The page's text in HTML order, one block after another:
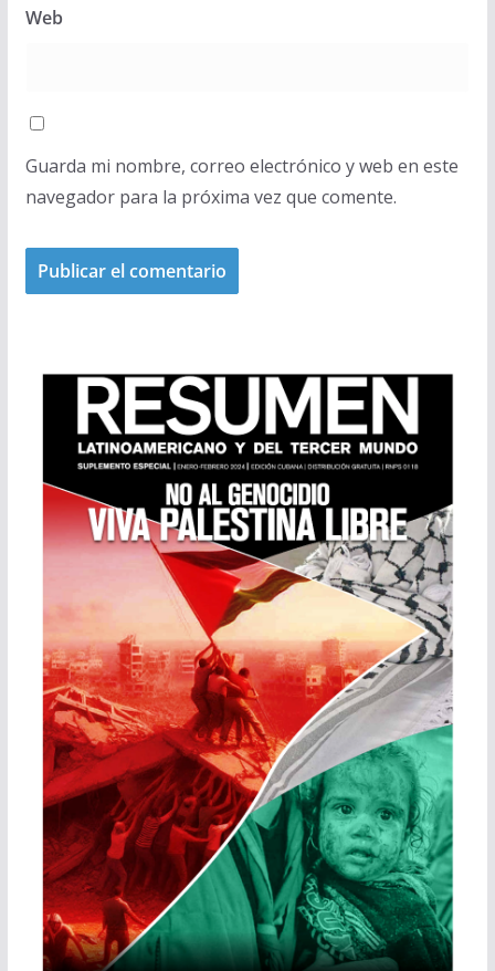
Web
Guarda mi nombre, correo electrónico y web en este
navegador para la próxima vez que comente.